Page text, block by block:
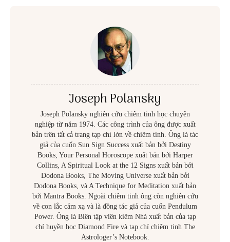
Joseph Polansky
Joseph Polansky nghiên cứu chiêm tinh học chuyên
nghiệp từ năm 1974. Các công trình của ông được xuất
bản trên tất cả trang tạp chí lớn về chiêm tinh. Ông là tác
giả của cuốn Sun Sign Success xuất bản bởi Destiny
Books, Your Personal Horoscope xuất bản bởi Harper
Collins, A Spiritual Look at the 12 Signs xuất bản bởi
Dodona Books, The Moving Universe xuất bản bởi
Dodona Books, và A Technique for Meditation xuất bản
bởi Mantra Books. Ngoài chiêm tinh ông còn nghiên cứu
về con lắc cảm xạ và là đồng tác giả của cuốn Pendulum
Power. Ông là Biên tập viên kiêm Nhà xuất bản của tạp
chí huyền học Diamond Fire và tạp chí chiêm tinh The
Astrologer’s Notebook.